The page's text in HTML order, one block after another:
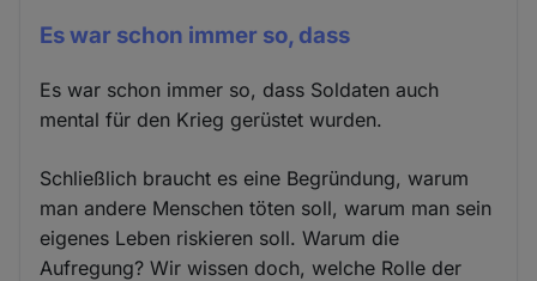
Es war schon immer so, dass
Es war schon immer so, dass Soldaten auch
mental für den Krieg gerüstet wurden.
Schließlich braucht es eine Begründung, warum
man andere Menschen töten soll, warum man sein
eigenes Leben riskieren soll. Warum die
Aufregung? Wir wissen doch, welche Rolle der